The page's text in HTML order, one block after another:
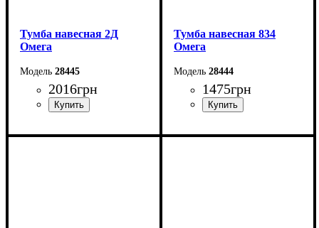
Тумба навесная 2Д
Омега
28445
2016грн
Ширина: 120,2 см
Тумба навесная 834
Омега
28444
1475грн
Ширина: 83,4 см